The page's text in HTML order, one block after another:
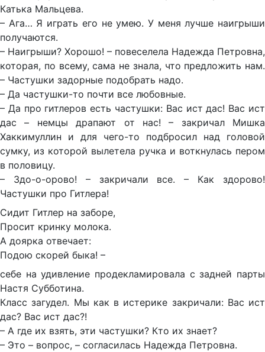
Катька Мальцева.
– Ага… Я играть его не умею. У меня лучше наигрыши
получаются.
– Наигрыши? Хорошо! – повеселела Надежда Петровна,
которая, по всему, сама не знала, что предложить нам.
– Частушки задорные подобрать надо.
– Да частушки-то почти все любовные.
– Да про гитлеров есть частушки: Вас ист дас! Вас ист
дас – немцы драпают от нас! – закричал Мишка
Хаккимуллин и для чего-то подбросил над головой
сумку, из которой вылетела ручка и воткнулась пером
в половицу.
– Здо-о-орово! – закричали все. – Как здорово!
Частушки про Гитлера!
Сидит Гитлер на заборе,
Просит кринку молока.
А доярка отвечает:
Подою скорей быка! –
себе на удивление продекламировала с задней парты
Настя Субботина.
Класс загудел. Мы как в истерике закричали: Вас ист
дас? Вас ист дас?!
– А где их взять, эти частушки? Кто их знает?
– Это – вопрос, – согласилась Надежда Петровна.